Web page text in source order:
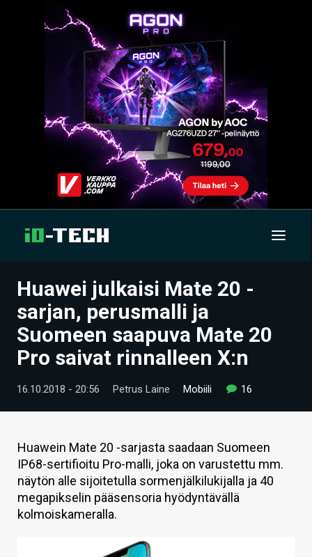
UUTISET
ARTIKKELIT
VIDEOT
TECHBBS
HINTA.FI
KAUPPA
VAIHDA TEEMA
Huawei julkaisi Mate 20 -
sarjan, perusmalli ja
Suomeen saapuva Mate 20
Pro saivat rinnalleen X:n
16.10.2018 - 20:56 Petrus Laine Mobiili 16
Huawein Mate 20 -sarjasta saadaan Suomeen
IP68-sertifioitu Pro-malli, joka on varustettu mm.
näytön alle sijoitetulla sormenjälkilukijalla ja 40
megapikselin pääsensoria hyödyntävällä
kolmoiskameralla.